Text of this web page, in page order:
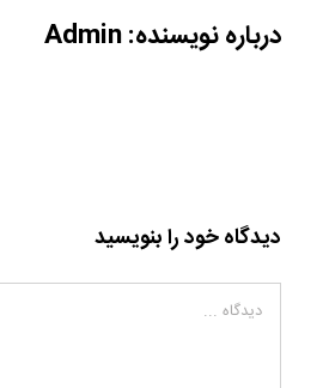
درباره نویسنده:Admin
دیدگاه خود را بنویسید
دیدگاه